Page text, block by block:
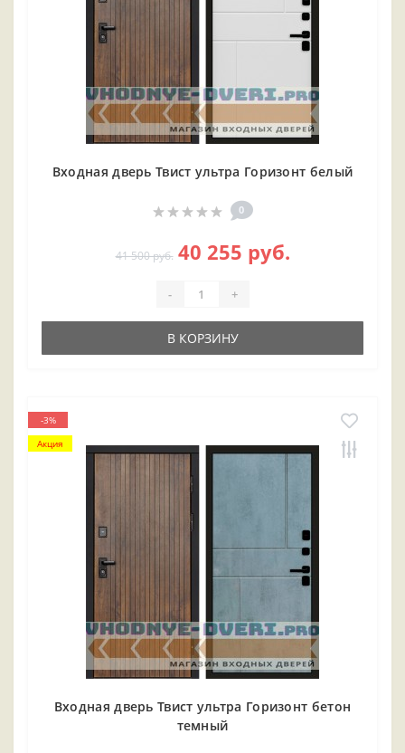
Входная дверь Твист ультра Горизонт белый
0
41 500 руб. 40 255 руб.
- +
В КОРЗИНУ
-3%
Акция
Входная дверь Твист ультра Горизонт бетон
темный